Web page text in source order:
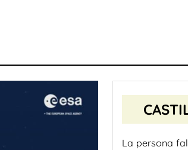
La persona